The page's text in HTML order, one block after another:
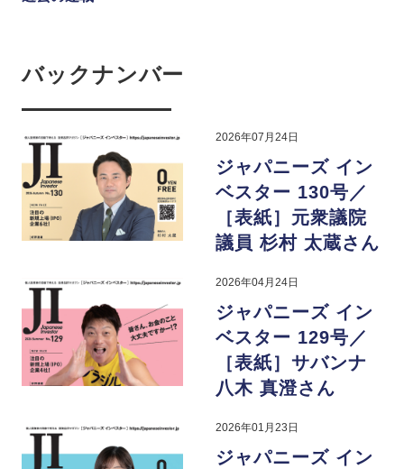
バックナンバー
2026年07月24日
ジャパニーズ イン
ベスター 130号／
［表紙］元衆議院
議員 杉村 太蔵さん
2026年04月24日
ジャパニーズ イン
ベスター 129号／
［表紙］サバンナ
八木 真澄さん
2026年01月23日
ジャパニーズ イン